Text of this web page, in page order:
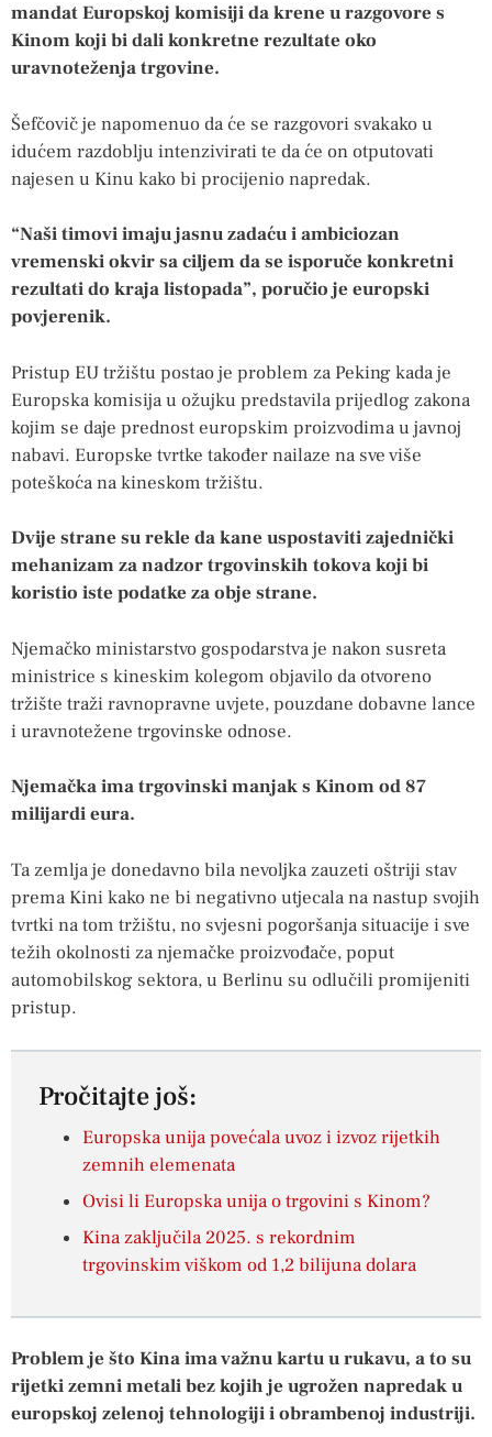
mandat Europskoj komisiji da krene u razgovore s
Kinom koji bi dali konkretne rezultate oko
uravnoteženja trgovine.
Šefčovič je napomenuo da će se razgovori svakako u
idućem razdoblju intenzivirati te da će on otputovati
najesen u Kinu kako bi procijenio napredak.
“Naši timovi imaju jasnu zadaću i ambiciozan
vremenski okvir sa ciljem da se isporuče konkretni
rezultati do kraja listopada”, poručio je europski
povjerenik.
Pristup EU tržištu postao je problem za Peking kada je
Europska komisija u ožujku predstavila prijedlog zakona
kojim se daje prednost europskim proizvodima u javnoj
nabavi. Europske tvrtke također nailaze na sve više
poteškoća na kineskom tržištu.
Dvije strane su rekle da kane uspostaviti zajednički
mehanizam za nadzor trgovinskih tokova koji bi
koristio iste podatke za obje strane.
Njemačko ministarstvo gospodarstva je nakon susreta
ministrice s kineskim kolegom objavilo da otvoreno
tržište traži ravnopravne uvjete, pouzdane dobavne lance
i uravnotežene trgovinske odnose.
Njemačka ima trgovinski manjak s Kinom od 87
milijardi eura.
Ta zemlja je donedavno bila nevoljka zauzeti oštriji stav
prema Kini kako ne bi negativno utjecala na nastup svojih
tvrtki na tom tržištu, no svjesni pogoršanja situacije i sve
težih okolnosti za njemačke proizvođače, poput
automobilskog sektora, u Berlinu su odlučili promijeniti
pristup.
Pročitajte još:
Europska unija povećala uvoz i izvoz rijetkih
zemnih elemenata
Ovisi li Europska unija o trgovini s Kinom?
Kina zaključila 2025. s rekordnim
trgovinskim viškom od 1,2 bilijuna dolara
Problem je što Kina ima važnu kartu u rukavu, a to su
rijetki zemni metali bez kojih je ugrožen napredak u
europskoj zelenoj tehnologiji i obrambenoj industriji.